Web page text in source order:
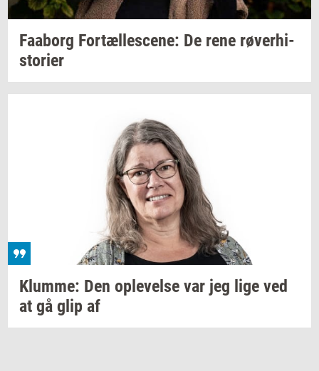
Faa­borg For­tæl­les­ce­ne: De rene rø­ver­hi­
sto­ri­er
Klum­me: Den op­le­vel­se var jeg lige ved
at gå glip af